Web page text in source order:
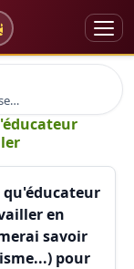
Institution en suisse romande
en
savoir
pour